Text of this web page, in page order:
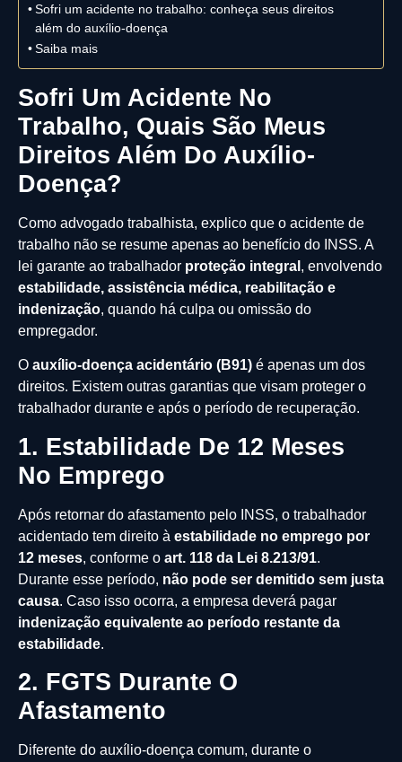
Sofri um acidente no trabalho: conheça seus direitos
além do auxílio-doença
Saiba mais
Sofri Um Acidente No
Trabalho, Quais São Meus
Direitos Além Do Auxílio-
Doença?
Como advogado trabalhista, explico que o acidente de
trabalho não se resume apenas ao benefício do INSS. A
lei garante ao trabalhador proteção integral , envolvendo
estabilidade, assistência médica, reabilitação e
indenização, quando há culpa ou omissão do
empregador.
O auxílio-doença acidentário (B91) é apenas um dos
direitos. Existem outras garantias que visam proteger o
trabalhador durante e após o período de recuperação.
1. Estabilidade De 12 Meses
No Emprego
Após retornar do afastamento pelo INSS, o trabalhador
acidentado tem direito à estabilidade no emprego por
12 meses, conforme o art. 118 da Lei 8.213/91.
Durante esse período, não pode ser demitido sem justa
causa. Caso isso ocorra, a empresa deverá pagar
indenização equivalente ao período restante da
estabilidade.
2. FGTS Durante O
Afastamento
Diferente do auxílio-doença comum, durante o